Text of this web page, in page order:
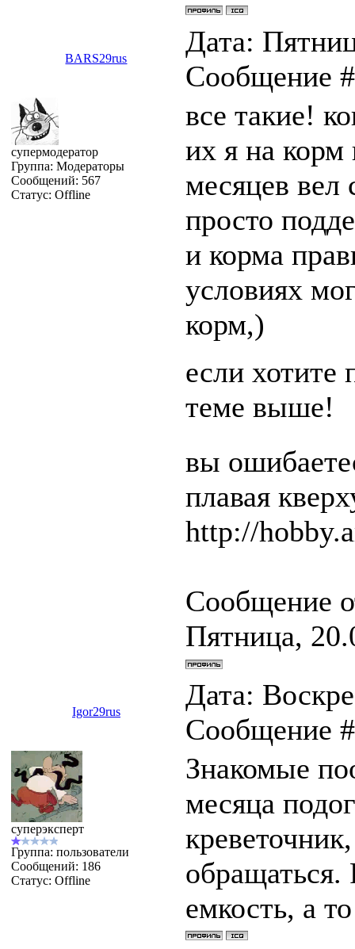
BARS29rus
Дата:
Сообщение
супермодератор
Группа: Модераторы
Сообщений: 567
Статус: Offline
все такие!
их я на корм
месяцев вел
просто
и корма
условиях
корм,)
если хотите
теме выше!
вы
плавая
http://
Сообщение
Пятница,
Igor29rus
Дата:
Сообщение
суперэксперт
Группа: пользователи
Сообщений: 186
Статус: Offline
Знакомые
месяца
обращаться.
емкость, а